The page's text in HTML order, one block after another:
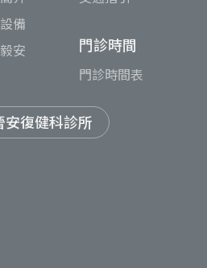
備
安
門診時間
門診時間表
安復健科診所